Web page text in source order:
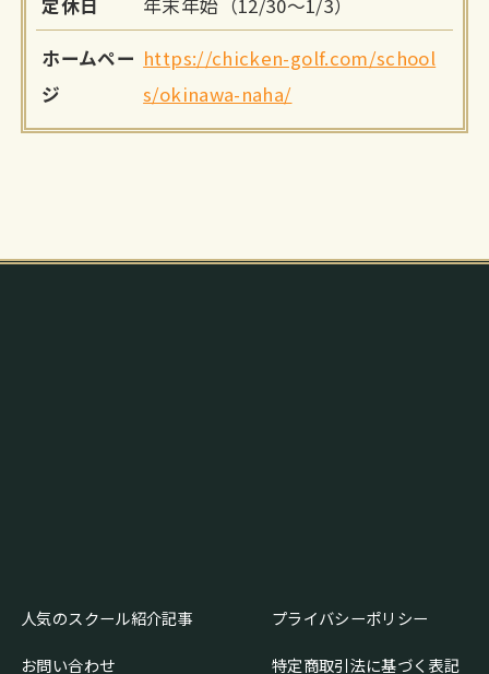
ホームペー
ジ
https://chicken-golf.com/school
s/okinawa-naha/
人気のスクール紹介記事
お問い合わせ
プライバシーポリシー
特定商取引法に基づく表記